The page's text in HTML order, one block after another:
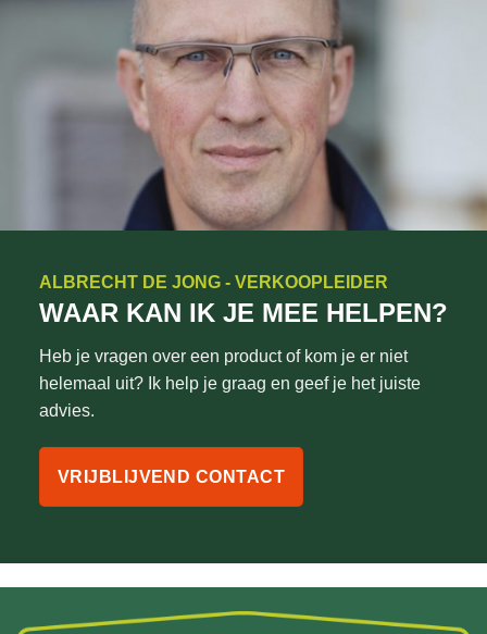
ALBRECHT DE JONG - VERKOOPLEIDER
WAAR KAN IK JE MEE HELPEN?
Heb je vragen over een product of kom je er niet
helemaal uit? Ik help je graag en geef je het juiste
advies.
VRIJBLIJVEND CONTACT